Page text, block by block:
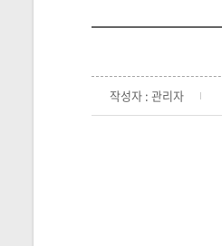
작성자 : 관리자